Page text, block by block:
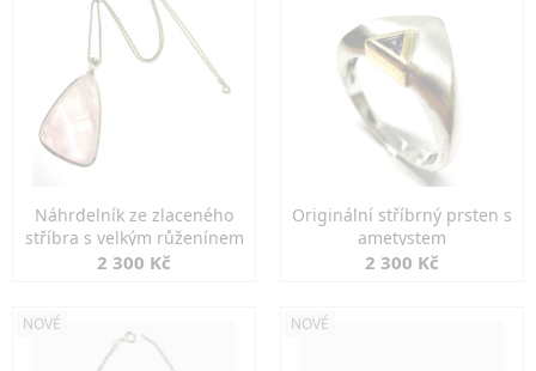
Náhrdelník ze zlaceného
stříbra s velkým růženínem
2 300 Kč
Originální stříbrný prsten s
ametystem
2 300 Kč
NOVÉ NOVÉ